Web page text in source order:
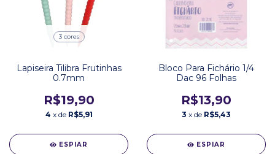
3 cores
Lapiseira Tilibra Frutinhas
0.7mm
R$19,90
4 x de R$5,91
ESPIAR
Bloco Para Fichário 1/4
Dac 96 Folhas
R$13,90
3 x de R$5,43
ESPIAR